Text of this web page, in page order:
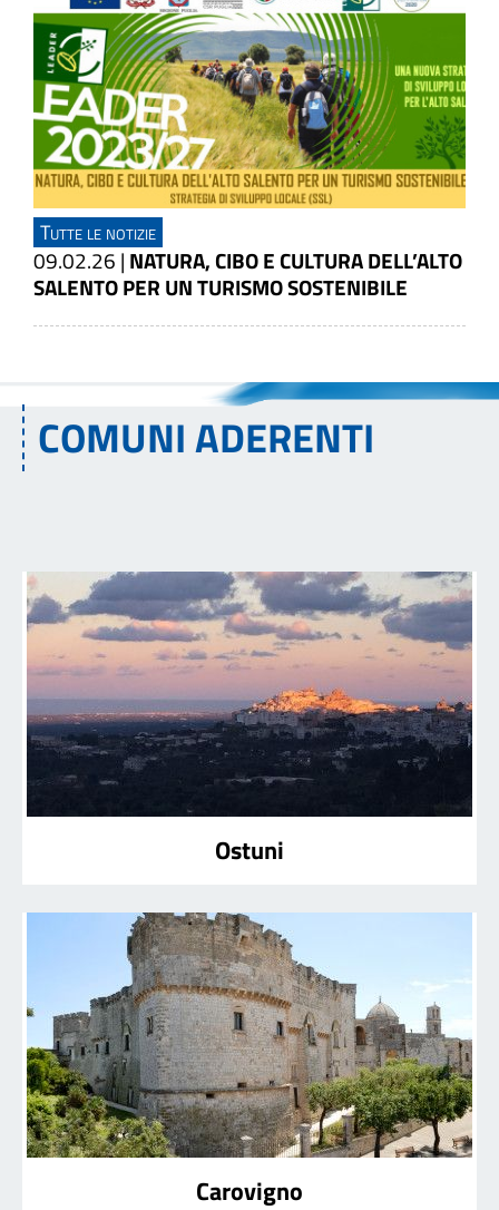
Tutte le notizie
09.02.26 | NATURA, CIBO E CULTURA DELL’ALTO
SALENTO PER UN TURISMO SOSTENIBILE
COMUNI ADERENTI
Ostuni
Carovigno